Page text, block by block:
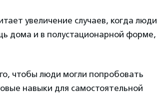
увеличение случаев, когда люди
дома и в полустационарной форме,
чтобы люди могли попробовать
навыки для самостоятельной